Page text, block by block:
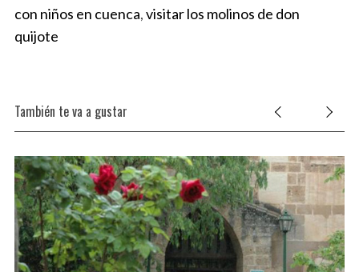
con niños en cuenca,visitar los molinos de don
quijote
También te va a gustar